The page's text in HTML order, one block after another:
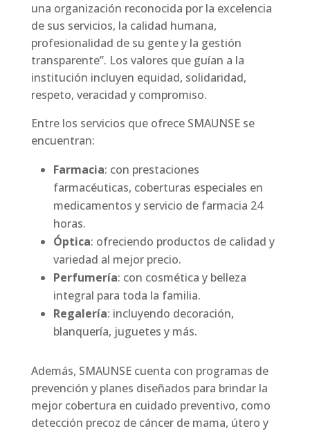
una organización reconocida por la excelencia
de sus servicios, la calidad humana,
profesionalidad de su gente y la gestión
transparente”. Los valores que guían a la
institución incluyen equidad, solidaridad,
respeto, veracidad y compromiso.
Entre los servicios que ofrece SMAUNSE se
encuentran:
Farmacia: con prestaciones
farmacéuticas, coberturas especiales en
medicamentos y servicio de farmacia 24
horas.
Óptica: ofreciendo productos de calidad y
variedad al mejor precio.
Perfumería: con cosmética y belleza
integral para toda la familia.
Regalería: incluyendo decoración,
blanquería, juguetes y más.
Además, SMAUNSE cuenta con programas de
prevención y planes diseñados para brindar la
mejor cobertura en cuidado preventivo, como
detección precoz de cáncer de mama, útero y